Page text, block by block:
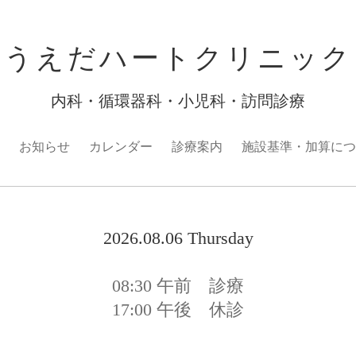
うえだハートクリニック
内科・循環器科・小児科・訪問診療
お知らせ カレンダー 診療案内 施設基準・加算に
2026.08.06 Thursday
08:30 午前 診療
17:00 午後 休診